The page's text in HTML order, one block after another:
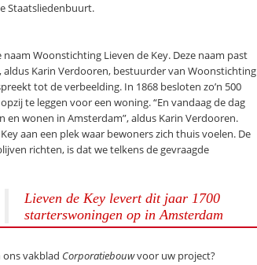
Staatsliedenbuurt.
Woonstichting Lieven de Key. Deze naam past
Karin Verdooren, bestuurder van Woonstichting
tot de verbeelding. In 1868 besloten zo’n 500
te leggen voor een woning. “En vandaag de dag
wonen in Amsterdam”, aldus Karin Verdooren.
aan een plek waar bewoners zich thuis voelen. De
richten, is dat we telkens de gevraagde
Lieven de Key levert dit jaar 1700
starterswoningen op in Amsterdam
vakblad Corporatiebouwvoor uw project?